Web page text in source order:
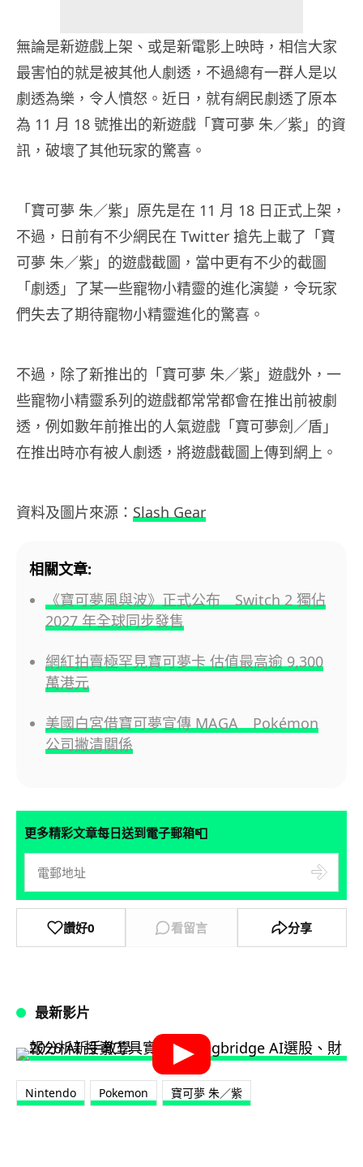
無論是新遊戲上架、或是新電影上映時，相信大家
最害怕的就是被其他人劇透，不過總有一群人是以
劇透為樂，令人憤怒。近日，就有網民劇透了原本
為 11 月 18 號推出的新遊戲「寶可夢 朱／紫」的資
訊，破壞了其他玩家的驚喜。
「寶可夢 朱／紫」原先是在 11 月 18 日正式上架，
不過，日前有不少網民在 Twitter 搶先上載了「寶
可夢 朱／紫」的遊戲截圖，當中更有不少的截圖
「劇透」了某一些寵物小精靈的進化演變，令玩家
們失去了期待寵物小精靈進化的驚喜。
不過，除了新推出的「寶可夢 朱／紫」遊戲外，一
些寵物小精靈系列的遊戲都常常都會在推出前被劇
透，例如數年前推出的人氣遊戲「寶可夢劍／盾」
在推出時亦有被人劇透，將遊戲截圖上傳到網上。
資料及圖片來源： Slash Gear
相關文章:
《寶可夢風與波》正式公布 Switch 2 獨佔
2027 年全球同步發售
網紅拍賣極罕見寶可夢卡 估值最高逾 9,300
萬港元
美國白宮借寶可夢宣傳 MAGA Pokémon
公司撇清關係
更多精彩文章每日送到電子郵箱📮
讚好0 看留言 分享
最新影片
Nintendo Pokemon 寶可夢 朱／紫